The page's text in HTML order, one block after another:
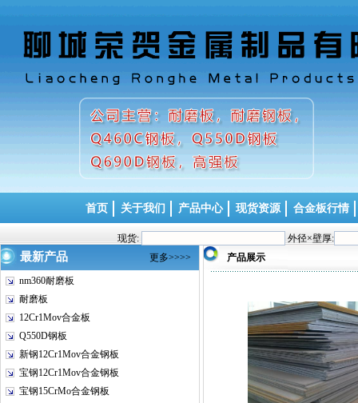
首页 关于我们 产品中心 现货资源 合金板行情
现货: 外径×壁厚:
最新产品 更多>>>>
nm360耐磨板
耐磨板
12Cr1Mov合金板
Q550D钢板
新钢12Cr1Mov合金钢板
宝钢12Cr1Mov合金钢板
宝钢15CrMo合金钢板
产品展示